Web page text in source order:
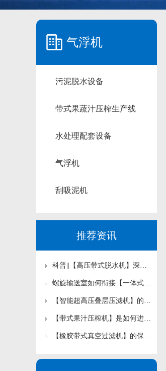
气浮机
污泥脱水设备
带式果蔬汁压榨生产线
水处理配套设备
气浮机
刮吸泥机
推荐资讯
科普||【高压带式脱水机】深度脱水工艺存在哪些认知误区？
螺旋输送室如何衔接【一体式污泥深度脱水机】前后工艺？
【智能超高压叠层压滤机】的自动化程度怎样影响运维成本？
【带式果汁压榨机】是如何进行压榨工作的？
【橡胶带式真空过滤机】的保养是如何规定的？